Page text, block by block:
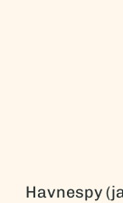
Havnespy